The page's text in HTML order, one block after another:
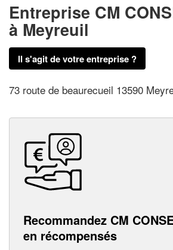
Entreprise CM
à Meyreuil
Il s'agit de votre entreprise ?
73 route de beaurecueil 13590
Recommandez CM
en récompensés